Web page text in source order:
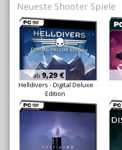
Neueste Shooter Spiele
ab 9,29 €
Helldivers - Digital Deluxe
Edition